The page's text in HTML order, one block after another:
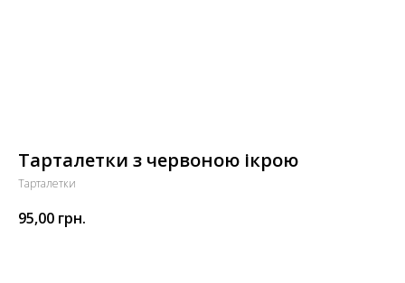
Тарталетки з червоною ікрою
Тарталетки
95,00 грн.